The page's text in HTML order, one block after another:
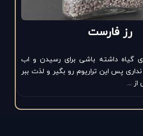
رز فارست
گیاه داشته باشی برای رسیدن و اب
پس این تراریوم رو بگیر و لذت ببر
...